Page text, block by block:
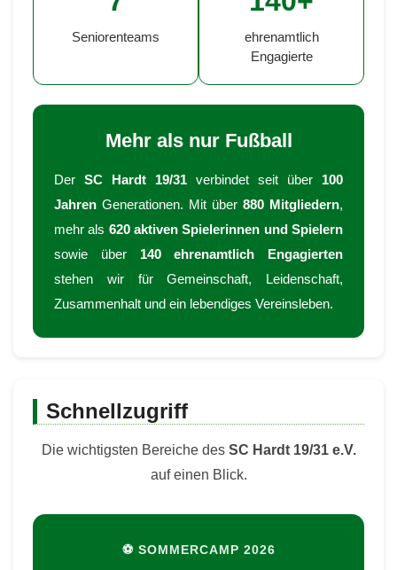
Seniorenteams
ehrenamtlich
Engagierte
Mehr als nur Fußball
Der SC Hardt 19/31 verbindet seit über 100
Jahren Generationen. Mit über 880 Mitgliedern,
mehr als 620 aktiven Spielerinnen und Spielern
sowie über 140 ehrenamtlich Engagierten
stehen wir für Gemeinschaft, Leidenschaft,
Zusammenhalt und ein lebendiges Vereinsleben.
Schnellzugriff
Die wichtigsten Bereiche des SC Hardt 19/31 e.V.
auf einen Blick.
⚽ SOMMERCAMP 2026